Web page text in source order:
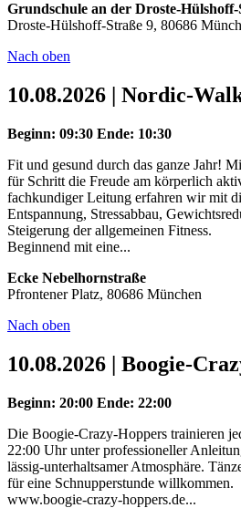
Grundschule an der Droste-
Droste-Hülshoff-Straße 9, 80686
Nach oben
10.08.2026 | Nordic-
Beginn: 09:30 Ende: 10:30
Fit und gesund durch das ganze Jahr!
für Schritt die Freude am körperlich
fachkundiger Leitung erfahren wir mit
Entspannung, Stressabbau,
Steigerung der allgemeinen Fitness.
Beginnend mit eine...
Ecke Nebelhornstraße
Pfrontener Platz, 80686 München
Nach oben
10.08.2026 | Boogie-
Beginn: 20:00 Ende: 22:00
Die Boogie-Crazy-Hoppers trainieren
22:00 Uhr unter professioneller
lässig-unterhaltsamer Atmosphäre.
für eine Schnupperstunde willkommen.
www.boogie-crazy-hoppers.de...